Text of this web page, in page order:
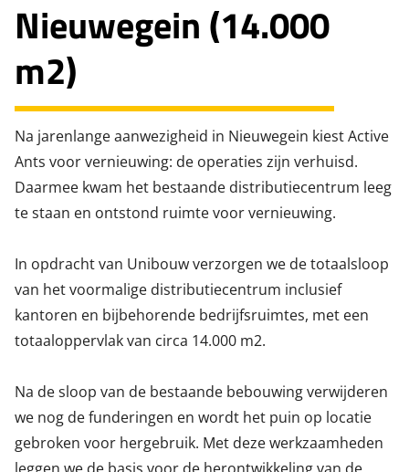
Nieuwegein (14.000
m2)
Na jarenlange aanwezigheid in Nieuwegein kiest Active
Ants voor vernieuwing: de operaties zijn verhuisd.
Daarmee kwam het bestaande distributiecentrum leeg
te staan en ontstond ruimte voor vernieuwing.
In opdracht van Unibouw verzorgen we de totaalsloop
van het voormalige distributiecentrum inclusief
kantoren en bijbehorende bedrijfsruimtes, met een
totaaloppervlak van circa 14.000 m2.
Na de sloop van de bestaande bebouwing verwijderen
we nog de funderingen en wordt het puin op locatie
gebroken voor hergebruik. Met deze werkzaamheden